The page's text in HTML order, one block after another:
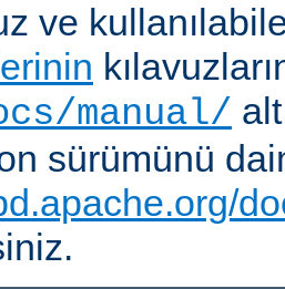
ve
manual/
sürümünü